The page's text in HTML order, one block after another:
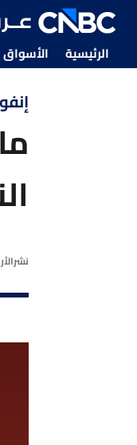
الرئيسية الأسواق
نشرالأربعاء،